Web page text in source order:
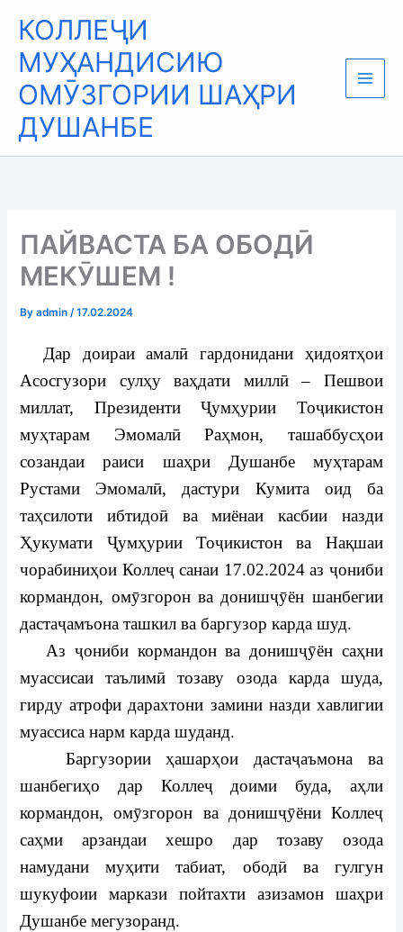
content
КОЛЛЕҶИ
МУҲАНДИСИЮ
ОМӮЗГОРИИ ШАҲРИ
ДУШАНБЕ
ПАЙВАСТА БА ОБОДӢ
МЕКӮШЕМ !
Byadmin/17.02.2024
Дар доираи амалӣ гардонидани ҳидоятҳои
Асосгузори сулҳу ваҳдати миллӣ – Пешвои
миллат, Президенти Ҷумҳурии Тоҷикистон
муҳтарам Эмомалӣ Раҳмон, ташаббусҳои
созандаи раиси шаҳри Душанбе муҳтарам
Рустами Эмомалӣ, дастури Кумита оид ба
таҳсилоти ибтидоӣ ва миёнаи касбии назди
Ҳукумати Ҷумҳурии Тоҷикистон ва Нақшаи
чорабиниҳои Коллеҷ санаи 17.02.2024 аз ҷониби
кормандон, омӯзгорон ва донишҷӯён шанбегии
дастаҷамъона ташкил ва баргузор карда шуд.
Аз ҷониби кормандон ва донишҷӯён саҳни
муассисаи таълимӣ тозаву озода карда шуда,
гирду атрофи дарахтони замини назди хавлигии
муассиса нарм карда шуданд.
Баргузории ҳашарҳои дастаҷаъмона ва
шанбегиҳо дар Коллеҷ доими буда, аҳли
кормандон, омӯзгорон ва донишҷӯёни Коллеҷ
саҳми арзандаи хешро дар тозаву озода
намудани муҳити табиат, ободӣ ва гулгун
шукуфоии маркази пойтахти азизамон шаҳри
Душанбе мегузоранд.